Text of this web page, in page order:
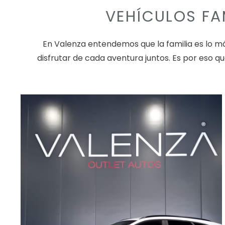
VEHÍCULOS
En Valenza entendemos que la familia es lo
disfrutar de cada aventura juntos. Es por eso